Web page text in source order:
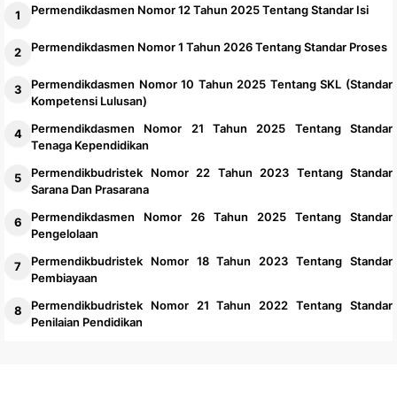
Permendikdasmen Nomor 12 Tahun 2025 Tentang Standar Isi
Permendikdasmen Nomor 1 Tahun 2026 Tentang Standar Proses
Permendikdasmen Nomor 10 Tahun 2025 Tentang SKL (Standar
Kompetensi Lulusan)
Permendikdasmen Nomor 21 Tahun 2025 Tentang Standar
Tenaga Kependidikan
Permendikbudristek Nomor 22 Tahun 2023 Tentang Standar
Sarana Dan Prasarana
Permendikdasmen Nomor 26 Tahun 2025 Tentang Standar
Pengelolaan
Permendikbudristek Nomor 18 Tahun 2023 Tentang Standar
Pembiayaan
Permendikbudristek Nomor 21 Tahun 2022 Tentang Standar
Penilaian Pendidikan